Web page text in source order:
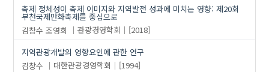
축제 정체성이 축제 이미지와 지역발전 성과에 미치는 영향: 제20회
부천국제만화축제를 중심으로
김창수 조영희 관광경영학회
[2018]
지역관광개발의 영향요인에 관한 연구
김창수
대한관광경영학회
[1994]